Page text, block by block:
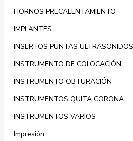
HORNOS PRECALENTAMIENTO
IMPLANTES
INSERTOS PUNTAS ULTRASONIDOS
INSTRUMENTO DE COLOCACIÓN
INSTRUMENTO OBTURACIÓN
INSTRUMENTOS QUITA CORONA
INSTRUMENTOS VARIOS
Impresión